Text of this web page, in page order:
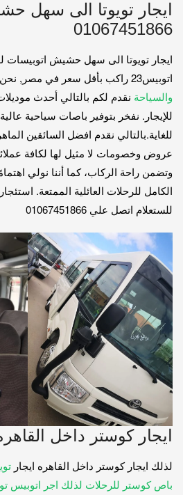
ايجار تويوتا الى سهل
01067451866
ايجار تويوتا الى سهل حشيش اتوبيسات
اتوبيس23 راكب بأقل سعر في مصر, نحن في
والسياحة نقدم لكم بالتالي أحدث
للإيجار. نفخر بتوفير باصات سياحية
للغاية.بالتالي نقدم افضل السائقين
عروض وخصومات لا مثيل لها لكافة
وتضمن راحة الركاب، كما أننا نولي
الكامل للرحلات العائلية الممتعة.
للستعلام اتصل علي 01067451866
ايجار كوستر داخل القاهره
لذلك ايجار كوستر داخل القاهره ايجار
باص كوستر للرحلات لذلك اجر اتوبيس